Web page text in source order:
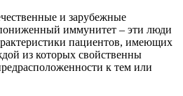
и зарубежные
иммунитет – эти люди
пациентов, имеющих
из которых свойственны
к тем или